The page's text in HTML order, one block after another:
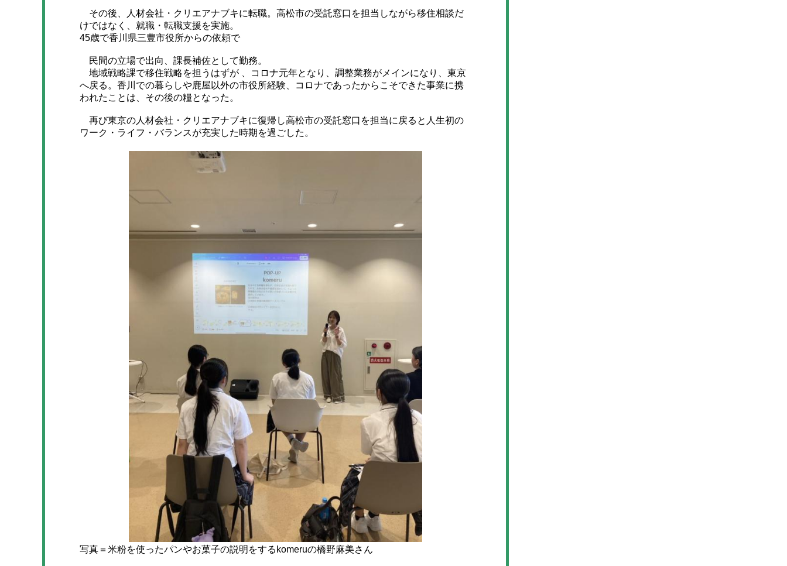
その後、人材会社・クリエアナブキに転職。高松市の受託窓口を担当しながら移住相談だ
けではなく、就職・転職支援を実施。
45歳で香川県三豊市役所からの依頼で
民間の立場で出向、課長補佐として勤務。
地域戦略課で移住戦略を担うはずが 、コロナ元年となり、調整業務がメインになり、東京
へ戻る。香川での暮らしや鹿屋以外の市役所経験、コロナであったからこそできた事業に携
われたことは、その後の糧となった。
再び東京の人材会社・クリエアナブキに復帰し高松市の受託窓口を担当に戻ると人生初の
ワーク・ライフ・バランスが充実した時期を過ごした。
写真＝米粉を使ったパンやお菓子の説明をするkomeruの橋野麻美さん